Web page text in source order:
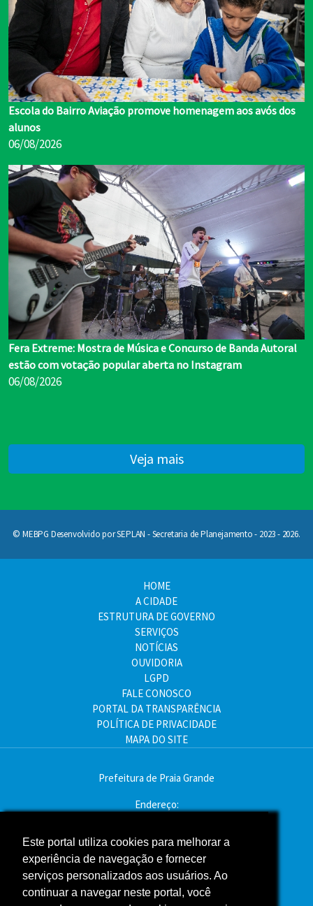
Este portal utiliza cookies para melhorar a
experiência de navegação e fornecer
serviços personalizados aos usuários. Ao
continuar a navegar neste portal, você
Escola do Bairro Aviação promove homenagem aos avós dos
alunos
06/08/2026
Fera Extreme: Mostra de Música e Concurso de Banda Autoral
estão com votação popular aberta no Instagram
06/08/2026
Veja mais
© MEBPG Desenvolvido por SEPLAN - Secretaria de Planejamento - 2023 - 2026.
HOME
A CIDADE
ESTRUTURA DE GOVERNO
SERVIÇOS
NOTÍCIAS
OUVIDORIA
LGPD
FALE CONOSCO
PORTAL DA TRANSPARÊNCIA
POLÍTICA DE PRIVACIDADE
MAPA DO SITE
Prefeitura de Praia Grande
Endereço:
CEP: 11704-900
Telefone:(13) 3496-2000
Atendimento: segunda a sexta - das 9h às 16h